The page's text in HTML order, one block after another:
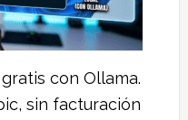
con Ollama.
sin facturación